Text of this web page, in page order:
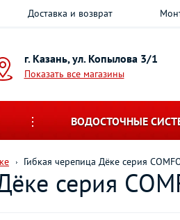
Доставка и возврат
г. Казань, ул. Копылова 3/1
Показать все магазины
ВОДОСТОЧНЫЕ
Гибкая черепица Дёке серия
серия